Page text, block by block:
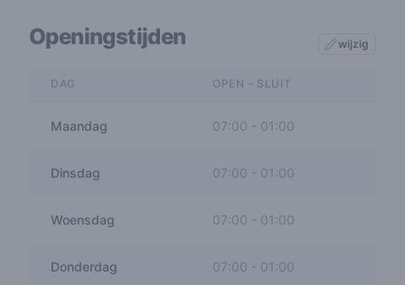
Openingstijden wijzig
DAG OPEN - SLUIT
Maandag 07:00 - 01:00
Dinsdag 07:00 01:00
Woensdag 07:00 - 01:00
Donderdag 07:00 01:00